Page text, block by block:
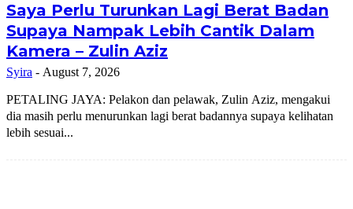
Saya Perlu Turunkan Lagi Berat Badan
Supaya Nampak Lebih Cantik Dalam
Kamera – Zulin Aziz
Syira - August 7, 2026
PETALING JAYA: Pelakon dan pelawak, Zulin Aziz, mengakui
dia masih perlu menurunkan lagi berat badannya supaya kelihatan
lebih sesuai...